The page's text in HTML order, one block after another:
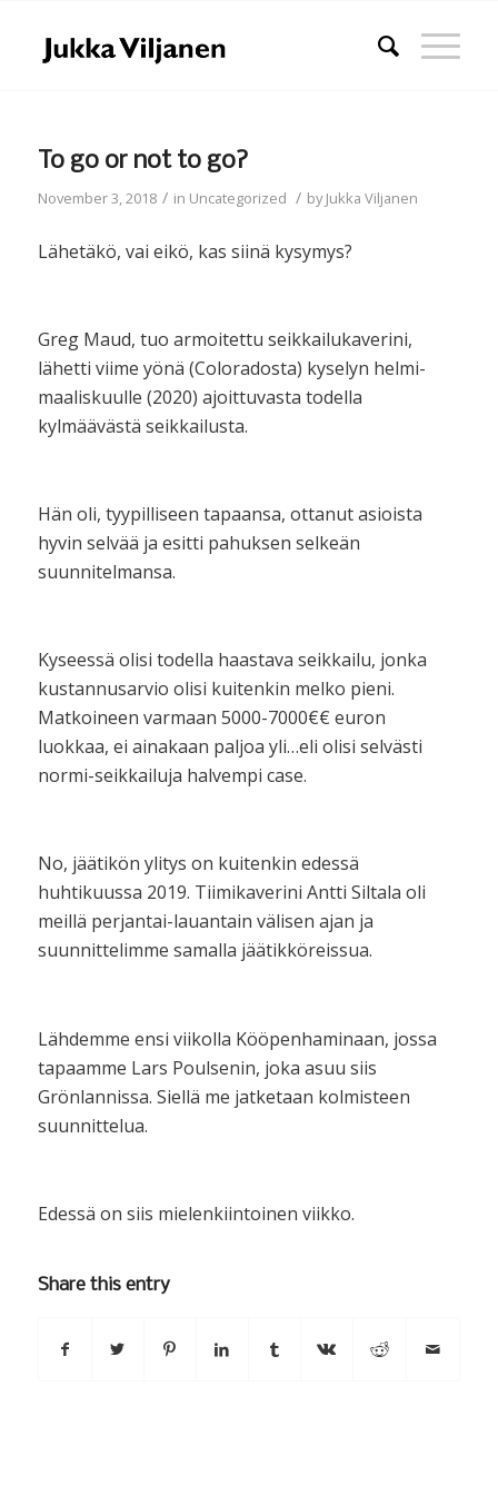
To go or not to go?
November 3, 2018 / in Uncategorized / byJukka Viljanen
Lähetäkö, vai eikö, kas siinä kysymys?
Greg Maud, tuo armoitettu seikkailukaverini,
lähetti viime yönä (Coloradosta) kyselyn helmi-
maaliskuulle (2020) ajoittuvasta todella
kylmäävästä seikkailusta.
Hän oli, tyypilliseen tapaansa, ottanut asioista
hyvin selvää ja esitti pahuksen selkeän
suunnitelmansa.
Kyseessä olisi todella haastava seikkailu, jonka
kustannusarvio olisi kuitenkin melko pieni.
Matkoineen varmaan 5000-7000€€ euron
luokkaa, ei ainakaan paljoa yli…eli olisi selvästi
normi-seikkailuja halvempi case.
No, jäätikön ylitys on kuitenkin edessä
huhtikuussa 2019. Tiimikaverini Antti Siltala oli
meillä perjantai-lauantain välisen ajan ja
suunnittelimme samalla jäätikköreissua.
Lähdemme ensi viikolla Kööpenhaminaan, jossa
tapaamme Lars Poulsenin, joka asuu siis
Grönlannissa. Siellä me jatketaan kolmisteen
suunnittelua.
Edessä on siis mielenkiintoinen viikko.
Share this entry